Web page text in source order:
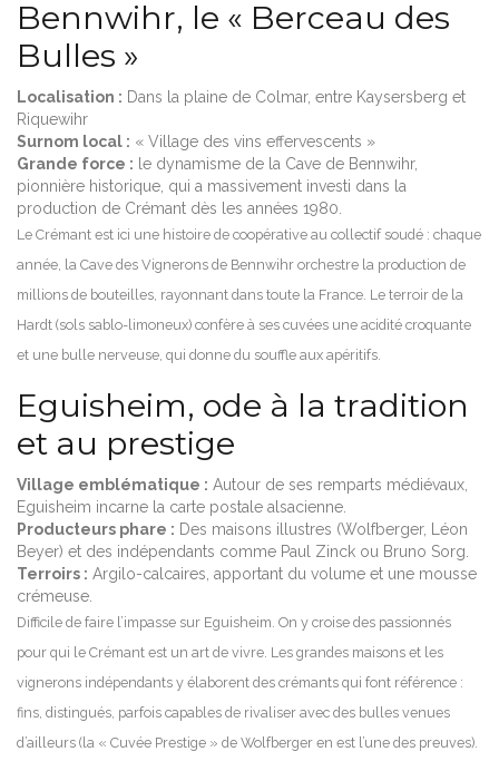
Bennwihr, le « Berceau des
Bulles »
Localisation : Dans la plaine de Colmar, entre Kaysersberg et
Riquewihr
Surnom local : « Village des vins effervescents »
Grande force : le dynamisme de la Cave de Bennwihr,
pionnière historique, qui a massivement investi dans la
production de Crémant dès les années 1980.
Le Crémant est ici une histoire de coopérative au collectif soudé : chaque
année, la Cave des Vignerons de Bennwihr orchestre la production de
millions de bouteilles, rayonnant dans toute la France. Le terroir de la
Hardt (sols sablo-limoneux) confère à ses cuvées une acidité croquante
et une bulle nerveuse, qui donne du souffle aux apéritifs.
Eguisheim, ode à la tradition
et au prestige
Village emblématique : Autour de ses remparts médiévaux,
Eguisheim incarne la carte postale alsacienne.
Producteurs phare : Des maisons illustres (Wolfberger, Léon
Beyer) et des indépendants comme Paul Zinck ou Bruno Sorg.
Terroirs : Argilo-calcaires, apportant du volume et une mousse
crémeuse.
Difficile de faire l’impasse sur Eguisheim. On y croise des passionnés
pour qui le Crémant est un art de vivre. Les grandes maisons et les
vignerons indépendants y élaborent des crémants qui font référence :
fins, distingués, parfois capables de rivaliser avec des bulles venues
d’ailleurs (la « Cuvée Prestige » de Wolfberger en est l’une des preuves).